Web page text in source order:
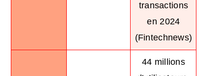
transactions
en 2024
(Fintechnews)
44 millions